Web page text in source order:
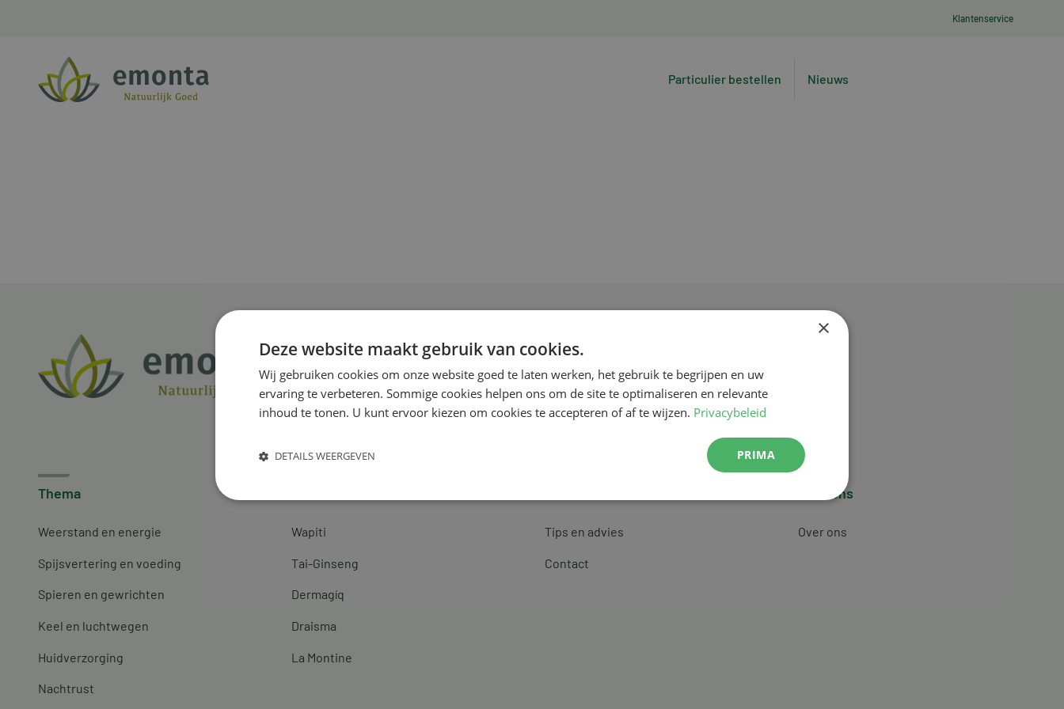
Klantenservice
Particulier bestellen Nieuws
Thema
Weerstand en energie
Spijsvertering en voeding
Spieren en gewrichten
Keel en luchtwegen
Huidverzorging
Nachtrust
Wapiti
Tai-Ginseng
Dermagíq
Draisma
La Montine
Tips en advies
Contact
Over ons
Over ons
×
Deze website maakt gebruik van cookies.
Wij gebruiken cookies om onze website goed te laten werken, het gebruik te begrijpen en uw
ervaring te verbeteren. Sommige cookies helpen ons om de site te optimaliseren en relevante
inhoud te tonen. U kunt ervoor kiezen om cookies te accepteren of af te wijzen. Privacybeleid
PRIMA
DETAILS WEERGEVEN